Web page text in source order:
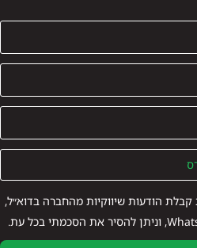
הודעות שיווקיות מהחברה בדוא״ל,